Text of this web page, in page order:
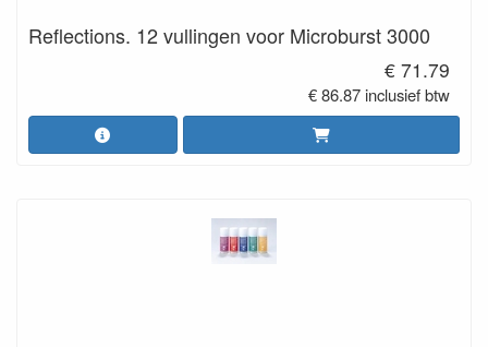
Reflections. 12 vullingen voor Microburst 3000
€ 71.79
€ 86.87 inclusief btw